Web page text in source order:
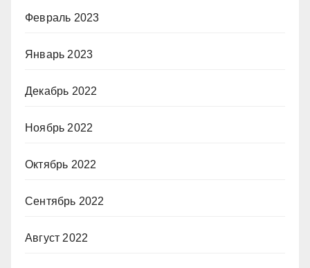
Февраль 2023
Январь 2023
Декабрь 2022
Ноябрь 2022
Октябрь 2022
Сентябрь 2022
Август 2022